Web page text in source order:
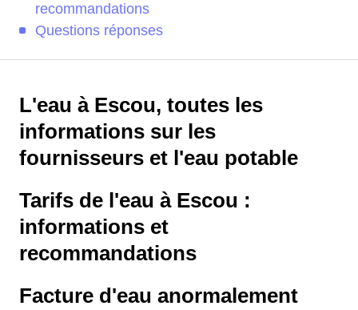
recommandations
Questions réponses
L'eau à Escou, toutes les
informations sur les
fournisseurs et l'eau potable
Tarifs de l'eau à Escou :
informations et
recommandations
Facture d'eau anormalement